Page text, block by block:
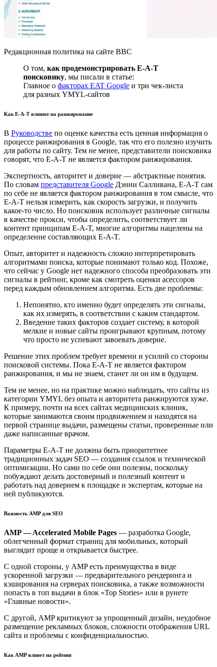
Редакционная политика на сайте BBC
О том, как продемонстрировать E-A-T
поисковику, мы писали в статье:
Главное о факторах EAT Google и три чек-листа
для разных YMYL-сайтов
Как E-A-T влияют на ранжирование
В Руководстве по оценке качества есть ценная информация о
процессе ранжирования в Google, так что его полезно изучить
для работы по сайту. Тем не менее, представители поисковика
говорят, что E-A-T не является фактором ранжирования.
Экспертность, авторитет и доверие — абстрактные понятия.
По словам представителя Google Дэнни Салливана, E-A-T сам
по себе не является фактором ранжирования в том смысле, что
E-A-T нельзя измерить, как скорость загрузки, и получить
какое-то число. Но поисковик использует различные сигналы
в качестве прокси, чтобы определить, соответствует ли
контент принципам E-A-T, многие алгоритмы нацелены на
определение составляющих E-A-T.
Опыт, авторитет и надежность сложно интерпретировать
алгоритмами поиска, которые понимают только код. Похоже,
что сейчас у Google нет надежного способа преобразовать эти
сигналы в рейтинг, кроме как смотреть оценки асессоров
перед каждым обновлением алгоритма. Есть две проблемы:
Непонятно, кто именно будет определять эти сигналы,
как их измерять, в соответствии с каким стандартом.
Введение таких факторов создает систему, в которой
мелкие и новые сайты проигрывают крупным, потому
что просто не успевают завоевать доверие.
Решение этих проблем требует времени и усилий со стороны
поисковой системы. Пока E-A-T не является фактором
ранжирования, и мы не знаем, станет ли он им в будущем.
Тем не менее, но на практике можно наблюдать, что сайты из
категории YMYL без опыта и авторитета ранжируются хуже.
К примеру, почти на всех сайтах медицинских клиник,
которые занимаются своим продвижением и находятся на
первой странице выдачи, размещены статьи, проверенные или
даже написанные врачом.
Параметры E-A-T не должны быть приоритетнее
традиционных задач SEO — создания ссылок и технической
оптимизации. Но сами по себе они полезны, поскольку
побуждают делать достоверный и полезный контент и
работать над доверием к площадке и экспертам, которые на
ней публикуются.
Важность AMP для SEO
AMP — Accelerated Mobile Pages — разработка Google,
облегченный формат страниц для мобильных, который
выглядит проще и открывается быстрее.
С одной стороны, у AMP есть преимущества в виде
ускоренной загрузки — предварительного рендеринга и
кэширования на серверах поисковика, а также возможности
попасть в топ выдачи в блок «Top Stories» или в рунете
«Главные новости».
С другой, AMP критикуют за упрощенный дизайн, неудобное
размещение рекламных блоков, сложности отображения URL
сайта и проблемы с конфиденциальностью.
Как AMP влияет на рейтинг